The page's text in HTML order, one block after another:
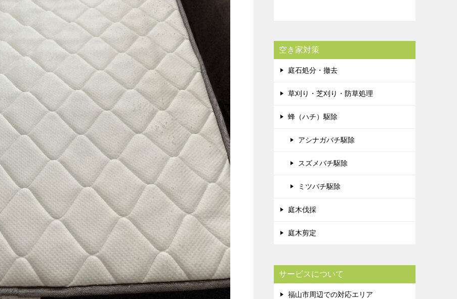
空き家対策
庭石処分・撤去
草刈り・芝刈り・防草処理
蜂（ハチ）駆除
アシナガバチ駆除
スズメバチ駆除
ミツバチ駆除
庭木伐採
庭木剪定
サービスについて
福山市周辺での対応エリア